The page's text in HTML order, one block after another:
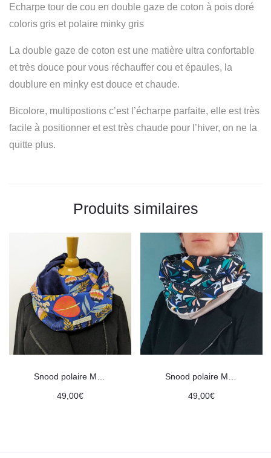
Echarpe tour de cou en double gaze de coton à pois doré
coloris gris et polaire minky gris
La double gaze de coton est une matière ultra confortable
et très douce pour vous réchauffer cou et épaules, la
doublure en minky est douce et chaude.
Bicolore, multipostions c’est l’écharpe parfaite, elle est très
facile à positionner et est très chaude pour l’hiver, on ne la
quitte plus.
Produits similaires
49,00€
49,00€